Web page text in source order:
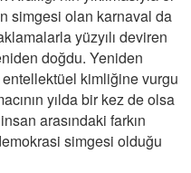
simgesi olan karnaval da
yüzyılı deviren
doğdu. Yeniden
kimliğine vurgu
yılda bir kez de olsa
arasındaki farkın
simgesi olduğu